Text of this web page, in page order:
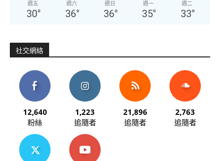
週五
30°
週六
36°
週日
36°
週一
35°
週二
33°
社交網絡
12,640
粉絲
1,223
追隨者
21,896
追隨者
2,763
追隨者